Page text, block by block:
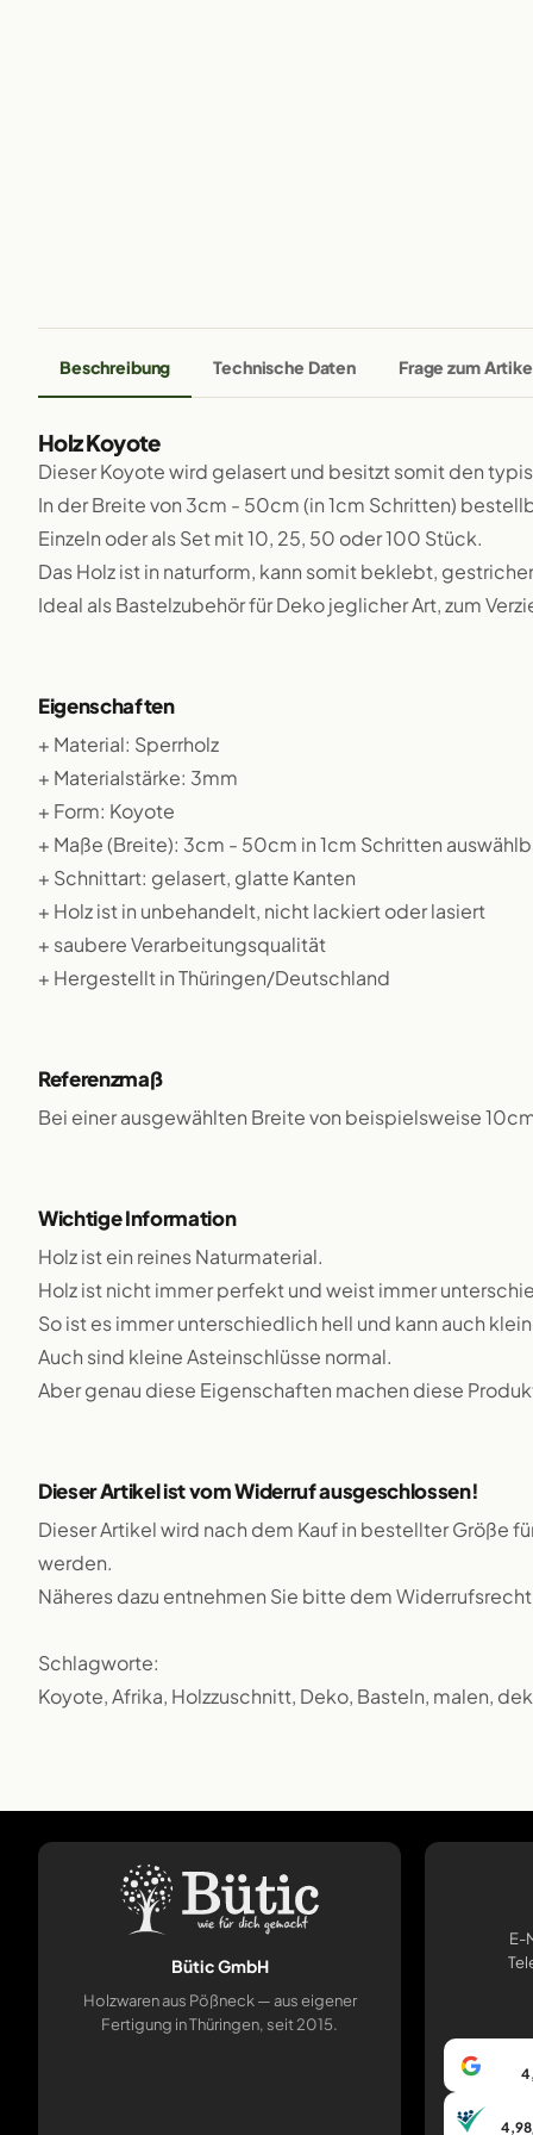
Beschreibung Technische Daten Frage zum
Holz Koyote
Dieser Koyote wird gelasert und besitzt somit den
In der Breite von 3cm - 50cm (in 1cm Schritten)
Einzeln oder als Set mit 10, 25, 50 oder 100 Stück.
Das Holz ist in naturform, kann somit beklebt,
Ideal als Bastelzubehör für Deko jeglicher Art, zum
Eigenschaften
+ Material: Sperrholz
+ Materialstärke: 3mm
+ Form: Koyote
+ Maße (Breite): 3cm - 50cm in 1cm Schritten
+ Schnittart: gelasert, glatte Kanten
+ Holz ist in unbehandelt, nicht lackiert oder lasiert
+ saubere Verarbeitungsqualität
+ Hergestellt in Thüringen/Deutschland
Referenzmaß
Bei einer ausgewählten Breite von beispielsweise
Wichtige Information
Holz ist ein reines Naturmaterial.
Holz ist nicht immer perfekt und weist immer
So ist es immer unterschiedlich hell und kann auch
Auch sind kleine Asteinschlüsse normal.
Aber genau diese Eigenschaften machen diese
Dieser Artikel ist vom Widerruf ausgeschlossen!
Dieser Artikel wird nach dem Kauf in bestellter Größe
werden.
Näheres dazu entnehmen Sie bitte dem
Schlagworte:
Koyote, Afrika, Holzzuschnitt, Deko, Basteln, malen,
Bütic GmbH
Holzwaren aus Pößneck — aus eigener
Fertigung in Thüringen, seit 2015.
E-